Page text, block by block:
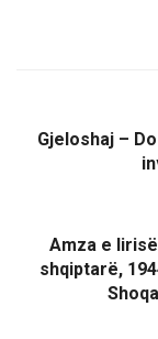
Gjeloshaj –
Amza e
shqiptarë,